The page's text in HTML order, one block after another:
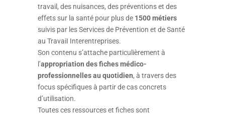
travail, des nuisances, des préventions et des
effets sur la santé pour plus de 1500 métiers
suivis par les Services de Prévention et de Santé
au TravaiI Interentreprises.
Son contenu s’attache particulièrement à
l’appropriation des fiches médico-
professionnelles au quotidien, à travers des
focus spécifiques à partir de cas concrets
d’utilisation.
Toutes ces ressources et fiches sont